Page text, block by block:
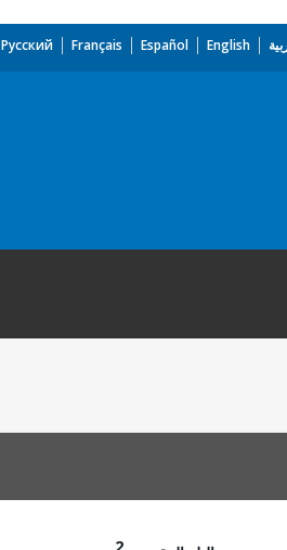
English
Español
Français
Русский